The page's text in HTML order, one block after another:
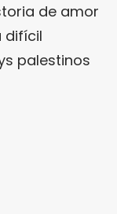
de amor
difícil
palestinos